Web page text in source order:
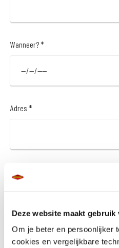
Deze website maakt gebruik
Om je beter en persoonlijker
cookies en vergelijkbare
Wanneer? *
Adres *
Woonplaats *